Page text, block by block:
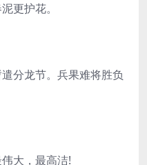
更护花。
分龙节。兵果难将胜负
大，最高洁!